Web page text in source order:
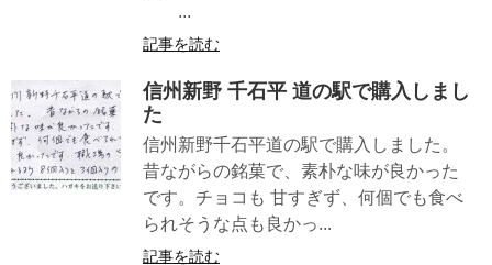
...
記事を読む
信州新野 千石平 道の駅で購入しまし
た
信州新野千石平道の駅で購入しました。
昔ながらの銘菓で、素朴な味が良かった
です。チョコも 甘すぎず、何個でも食べ
られそうな点も良かっ...
記事を読む